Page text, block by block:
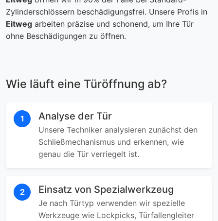
Zylinderschlössern beschädigungsfrei. Unsere Profis in
Eitweg arbeiten präzise und schonend, um Ihre Tür
ohne Beschädigungen zu öffnen.
Wie läuft eine Türöffnung ab?
1 Analyse der Tür
Unsere Techniker analysieren zunächst den
Schließmechanismus und erkennen, wie
genau die Tür verriegelt ist.
2 Einsatz von Spezialwerkzeug
Je nach Türtyp verwenden wir spezielle
Werkzeuge wie Lockpicks, Türfallengleiter